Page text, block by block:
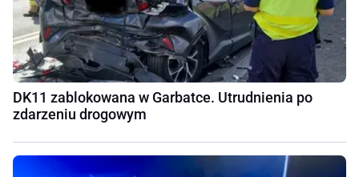
DK11 zablokowana w Garbatce. Utrudnienia po
zdarzeniu drogowym